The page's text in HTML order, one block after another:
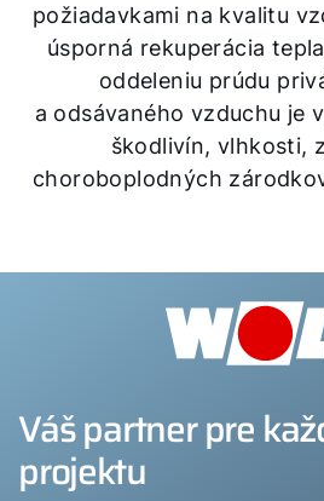
požiadavkami na kvalitu
úsporná rekuperácia
oddeleniu prúdu
a odsávaného vzduchu je
škodlivín, vlhkosti,
choroboplodných
Váš partner pre
projektu